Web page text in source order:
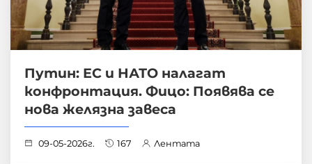
Путин: ЕС и НАТО налагат
конфронтация. Фицо: Появява се
нова желязна завеса
09-05-2026г. 167 Лентата